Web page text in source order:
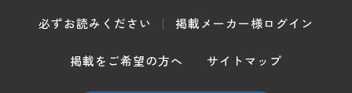
必ずお読みください 掲載メーカー様ログイン
掲載をご希望の方へ サイトマップ